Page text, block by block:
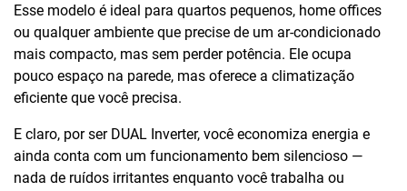
Esse modelo é ideal para quartos pequenos, home offices
ou qualquer ambiente que precise de um ar-condicionado
mais compacto, mas sem perder potência. Ele ocupa
pouco espaço na parede, mas oferece a climatização
eficiente que você precisa.
E claro, por ser DUAL Inverter, você economiza energia e
ainda conta com um funcionamento bem silencioso —
nada de ruídos irritantes enquanto você trabalha ou